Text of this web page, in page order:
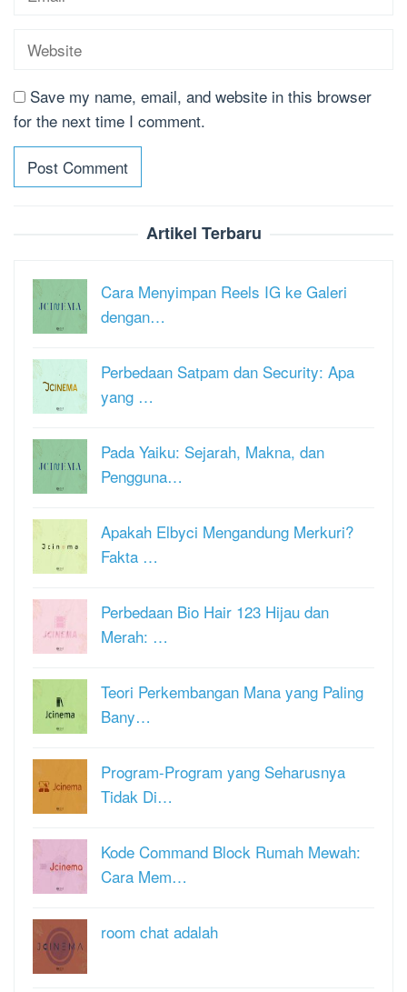
Save my name, email, and website in this browser
for the next time I comment.
Artikel Terbaru
Cara Menyimpan Reels IG ke Galeri
dengan…
Perbedaan Satpam dan Security: Apa
yang …
Pada Yaiku: Sejarah, Makna, dan
Pengguna…
Apakah Elbyci Mengandung Merkuri?
Fakta …
Perbedaan Bio Hair 123 Hijau dan
Merah: …
Teori Perkembangan Mana yang Paling
Bany…
Program-Program yang Seharusnya
Tidak Di…
Kode Command Block Rumah Mewah:
Cara Mem…
room chat adalah